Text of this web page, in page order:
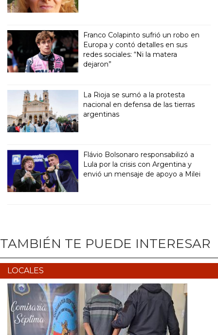
Franco Colapinto sufrió un robo en
Europa y contó detalles en sus
redes sociales: “Ni la matera
dejaron”
La Rioja se sumó a la protesta
nacional en defensa de las tierras
argentinas
Flávio Bolsonaro responsabilizó a
Lula por la crisis con Argentina y
envió un mensaje de apoyo a Milei
TAMBIÉN TE PUEDE INTERESAR
LOCALES